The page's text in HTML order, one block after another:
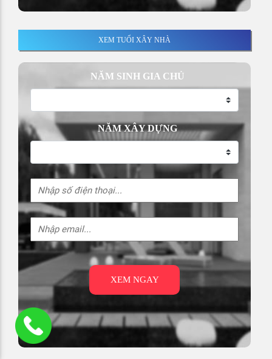
XEM TUỔI XÂY NHÀ
NĂM SINH GIA CHỦ
NĂM XÂY DỰNG
XEM NGAY